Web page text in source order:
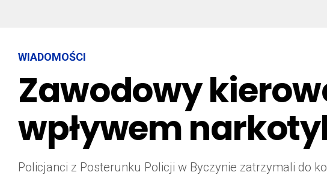
WIADOMOŚCI
Zawodowy
wpływem
Policjanci z Posterunku Policji w Byczynie zatrzymali do